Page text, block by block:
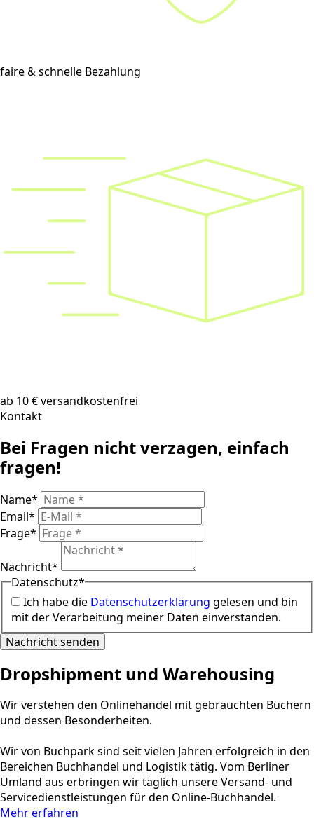
faire & schnelle Bezahlung
ab 10 € versandkostenfrei
Kontakt
Bei Fragen nicht verzagen, einfach
fragen!
Name*
Email*
Frage*
Nachricht*
Datenschutz*
Ich habe die Datenschutzerklärung gelesen und bin
mit der Verarbeitung meiner Daten einverstanden.
Nachricht senden
Drop­shipment und Ware­housing
Wir verstehen den Onlinehandel mit gebrauchten Büchern
und dessen Besonderheiten.
Wir von Buchpark sind seit vielen Jahren erfolgreich in den
Bereichen Buchhandel und Logistik tätig. Vom Berliner
Umland aus erbringen wir täglich unsere Versand- und
Servicedienstleistungen für den Online-Buchhandel.
Mehr erfahren